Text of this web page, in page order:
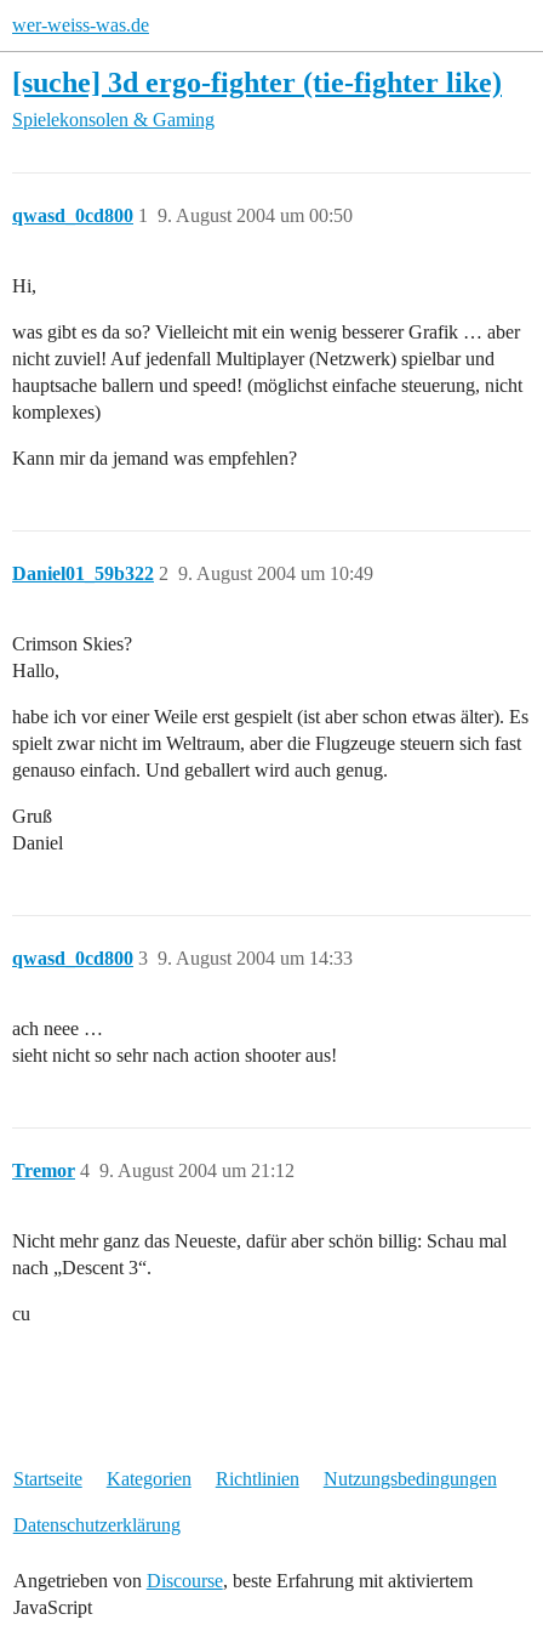
wer-weiss-was.de
[suche] 3d ergo-fighter (tie-fighter like)
Spielekonsolen & Gaming
qwasd_0cd800 9. August 2004 um 00:50
1
Hi,
was gibt es da so? Vielleicht mit ein wenig besserer Grafik … aber
nicht zuviel! Auf jedenfall Multiplayer (Netzwerk) spielbar und
hauptsache ballern und speed! (möglichst einfache steuerung, nicht
komplexes)
Kann mir da jemand was empfehlen?
Daniel01_59b322 9. August 2004 um 10:49
2
Crimson Skies?
Hallo,
habe ich vor einer Weile erst gespielt (ist aber schon etwas älter). Es
spielt zwar nicht im Weltraum, aber die Flugzeuge steuern sich fast
genauso einfach. Und geballert wird auch genug.
Gruß
Daniel
qwasd_0cd800 9. August 2004 um 14:33
3
ach neee …
sieht nicht so sehr nach action shooter aus!
Tremor 9. August 2004 um 21:12
4
Nicht mehr ganz das Neueste, dafür aber schön billig: Schau mal
nach „Descent 3“.
cu
Startseite Kategorien Richtlinien Nutzungsbedingungen
Datenschutzerklärung
Angetrieben von Discourse, beste Erfahrung mit aktiviertem
JavaScript